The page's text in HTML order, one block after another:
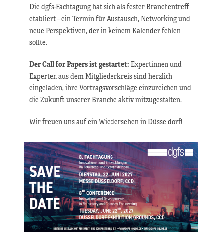
Die dgfs-Fachtagung hat sich als fester Branchentreff
etabliert – ein Termin für Austausch, Networking und
neue Perspektiven, der in keinem Kalender fehlen
sollte.
Der Call for Papers ist gestartet:Expertinnen und
Experten aus dem Mitgliederkreis sind herzlich
eingeladen, ihre Vortragsvorschläge einzureichen und
die Zukunft unserer Branche aktiv mitzugestalten.
Wir freuen uns auf ein Wiedersehen in Düsseldorf!